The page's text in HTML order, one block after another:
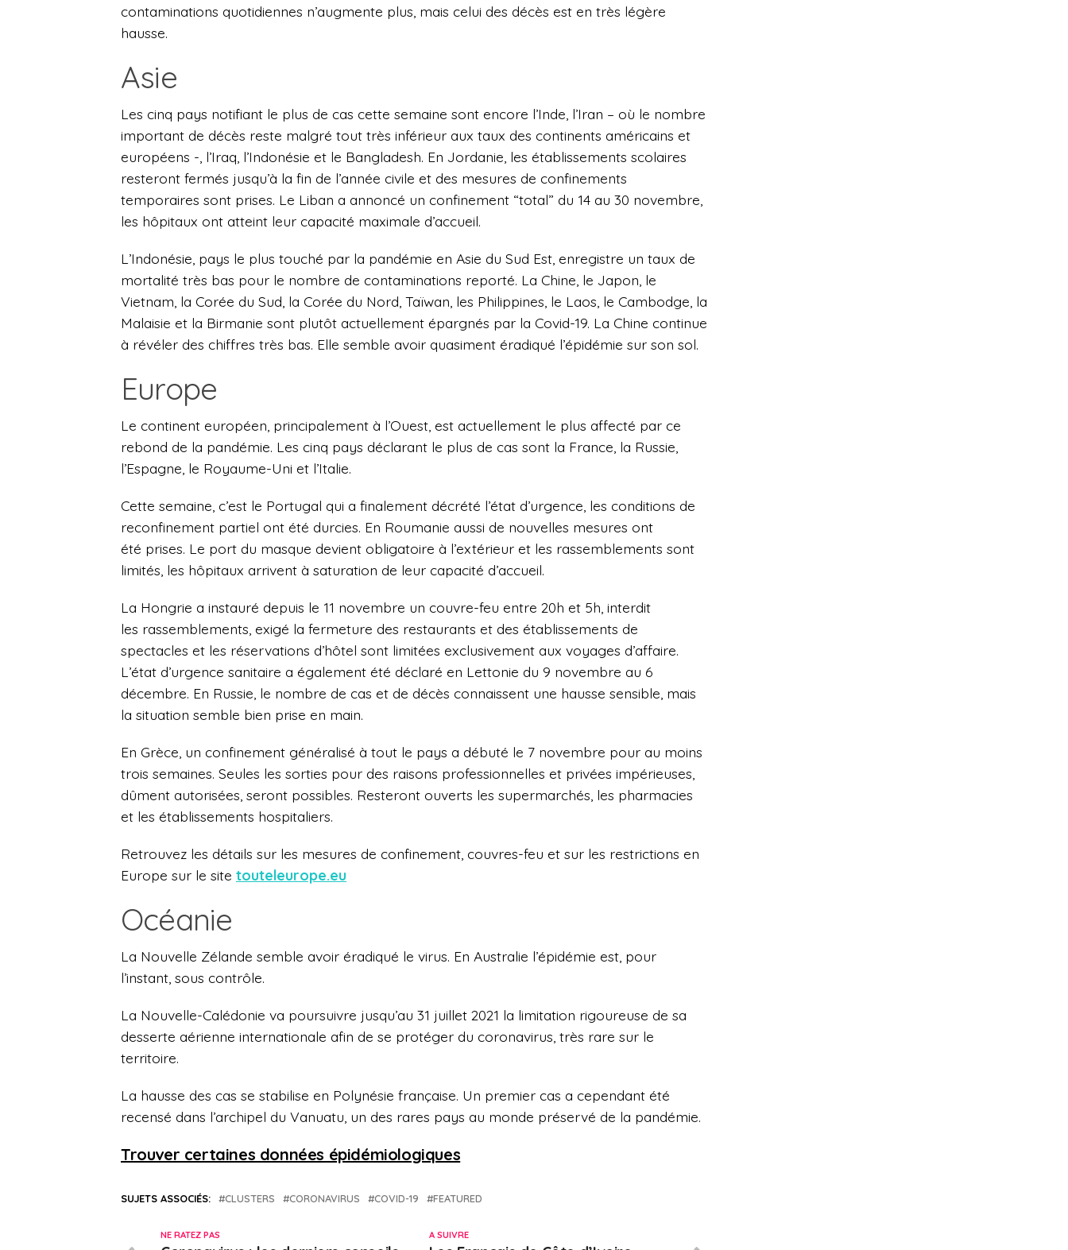
contaminations quotidiennes n’augmente plus, mais celui des décès est en très légère
hausse.
Asie
Les cinq pays notifiant le plus de cas cette semaine sont encore l’Inde, l’Iran – où le nombre
important de décès reste malgré tout très inférieur aux taux des continents américains et
européens -, l’Iraq, l’Indonésie et le Bangladesh. En Jordanie, les établissements scolaires
resteront fermés jusqu’à la fin de l’année civile et des mesures de confinements
temporaires sont prises. L e Liban a annoncé un confinement “total” du 14 au 30 novembre,
les hôpitaux ont atteint leur capacité maximale d’accueil.
L’Indonésie, pays le plus touché par la pandémie en Asie du Sud Est, enregistre un taux de
mortalité très bas pour le nombre de contaminations reporté. La Chine, le Japon, le
Vietnam, la Corée du Sud, la Corée du Nord, Taïwan, les Philippines, le Laos, le Cambodge, la
Malaisie et la Birmanie sont plutôt actuellement épargnés par la Covid-19. La Chine continue
à révéler des chiffres très bas. Elle semble avoir quasiment éradiqué l’épidémie sur son sol.
Europe
Le continent européen, principalement à l’Ouest, est actuellement le plus affecté par ce
rebond de la pandémie. Les cinq pays déclarant le plus de cas sont la France, la Russie,
l’Espagne, le Royaume-Uni et l’Italie.
Cette semaine, c’est le Portugal qui a finalement décrété l’état d’urgence, les conditions de
reconfinement partiel ont été durcies. En Roumanie aussi de nouvelles mesures ont
été prises. Le port du masque devient obligatoire à l’extérieur et les rassemblements sont
limités, les hôpitaux arrivent à saturation de leur capacité d’accueil.
La Hongrie a instauré depuis le 11 novembre un couvre-feu entre 20h et 5h, interdit
les rassemblements, exigé la fermeture des restaurants et des établissements de
spectacles et les réservations d’hôtel sont limitées exclusivement aux voyages d’affaire.
L’état d’urgence sanitaire a également été déclaré en Lettonie du 9 novembre au 6
décembre. En Russie, le nombre de cas et de décès connaissent une hausse sensible, mais
la situation semble bien prise en main.
En Grèce, un confinement généralisé à tout le pays a débuté le 7 novembre pour au moins
trois semaines. Seules les sorties pour des raisons professionnelles et privées impérieuses,
dûment autorisées, seront possibles. Resteront ouverts les supermarchés, les pharmacies
et les établissements hospitaliers.
Retrouvez les détails sur les mesures de confinement, couvres-feu et sur les restrictions en
Europe sur le site touteleurope.eu
Océanie
La Nouvelle Zélande semble avoir éradiqué le virus. En Australie l’épidémie est, pour
l’instant, sous contrôle.
La Nouvelle-Calédonie va poursuivre jusqu’au 31 juillet 2021 la limitation rigoureuse de sa
desserte aérienne internationale afin de se protéger du coronavirus, très rare sur le
territoire.
La hausse des cas se stabilise en Polynésie française. Un premier cas a cependant été
recensé dans l’archipel du Vanuatu, un des rares pays au monde préservé de la pandémie.
Trouver certaines données épidémiologiques
SUJETS ASSOCIÉS: CLUSTERS CORONAVIRUS COVID-19 FEATURED
A SUIVRE
NE RATEZ PAS